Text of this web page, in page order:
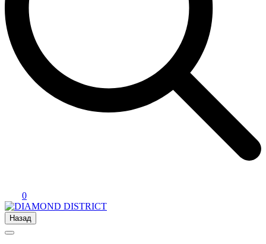
0
Назад